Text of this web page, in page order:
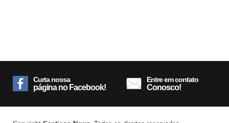
Curta nossa
página no Facebook!
Entre em contato
Conosco!